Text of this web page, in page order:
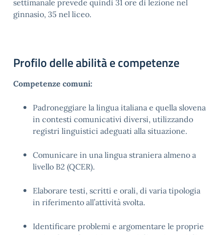
settimanale prevede quindi 31 ore di lezione nel
ginnasio, 35 nel liceo.
Profilo delle abilità e competenze
Competenze comuni:
Padroneggiare la lingua italiana e quella slovena
in contesti comunicativi diversi, utilizzando
registri linguistici adeguati alla situazione.
Comunicare in una lingua straniera almeno a
livello B2 (QCER).
Elaborare testi, scritti e orali, di varia tipologia
in riferimento all’attività svolta.
Identificare problemi e argomentare le proprie